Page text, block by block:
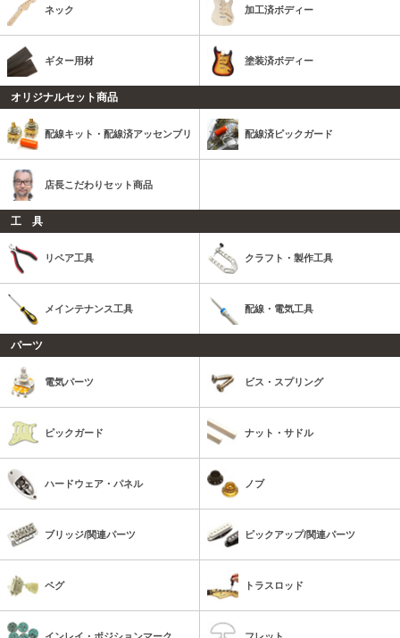
ネック 加工済ボディー
ギター用材 塗装済ボディー
オリジナルセット商品
配線キット・配線済アッセンブリ 配線済ピックガード
店長こだわりセット商品
工 具
リペア工具 クラフト・製作工具
メインテナンス工具 配線・電気工具
パーツ
電気パーツ ビス・スプリング
ピックガード ナット・サドル
ハードウェア・パネル ノブ
ブリッジ/関連パーツ ピックアップ/関連パーツ
ペグ トラスロッド